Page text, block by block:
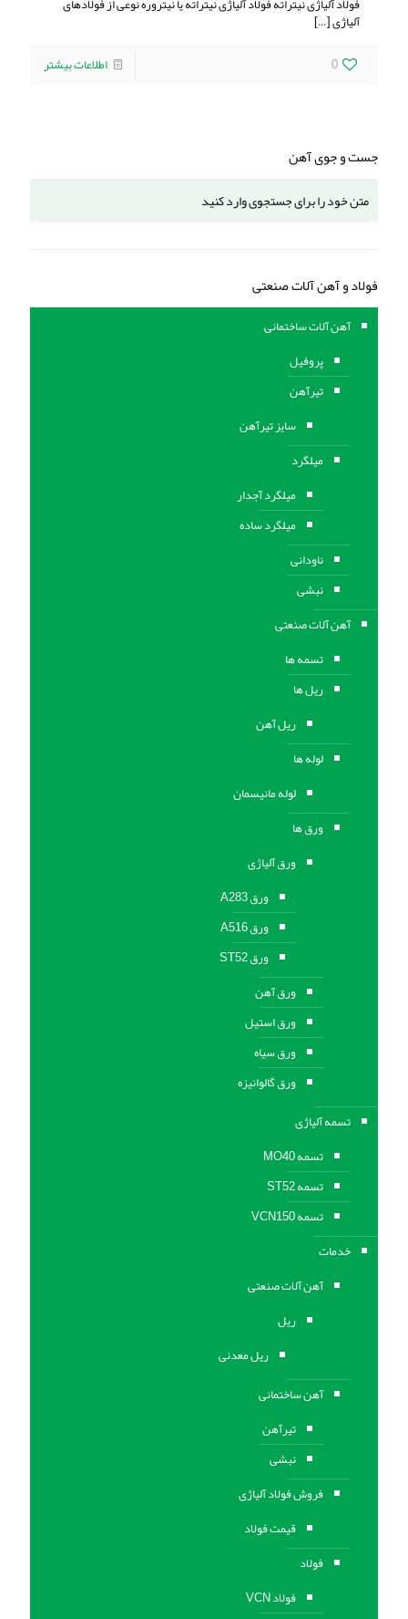
آلیاژی[…]
0
اطلاعات بیشتر
جست و جوی آهن
فولاد و آهن آلات صنعتی
آهن آلات ساختمانی
پروفیل
تیرآهن
سایز تیرآهن
میلگرد
میلگرد آجدار
میلگرد ساده
ناودانی
نبشی
آهن آلات صنعتی
تسمه ها
ریل ها
ریل آهن
لوله ها
لوله مانیسمان
ورق ها
ورق آلیاژی
ورق A283
ورق A516
ورق ST52
ورق آهن
ورق استیل
ورق سیاه
ورق گالوانیزه
تسمه آلیاژی
تسمه MO40
تسمه ST52
تسمه VCN150
خدمات
آهن آلات صنعتی
ریل
ریل معدنی
آهن ساختمانی
تیرآهن
نبشی
فروش فولاد آلیاژی
قیمت فولاد
فولاد
فولاد VCN